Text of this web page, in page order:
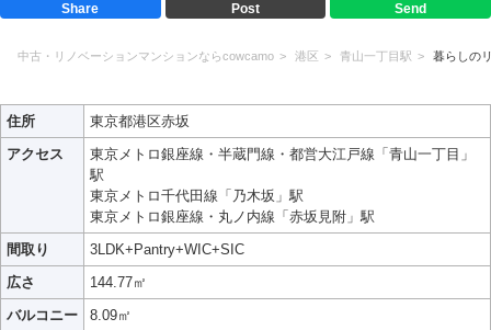
Share Post Send
中古・リノベーションマンションならcowcamo 港区 青山一丁目駅 暮らしの
住所
東京都港区赤坂
アクセス
東京メトロ銀座線・半蔵門線・都営大江戸線「青山一丁目」
駅
東京メトロ千代田線「乃木坂」駅
東京メトロ銀座線・丸ノ内線「赤坂見附」駅
間取り
3LDK+Pantry+WIC+SIC
広さ
144.77㎡
バルコニー
8.09㎡